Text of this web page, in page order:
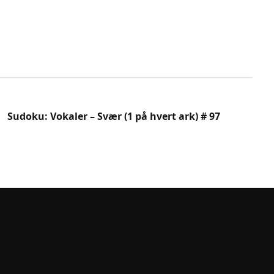
Sudoku: Vokaler – Svær (1 på hvert ark) # 97